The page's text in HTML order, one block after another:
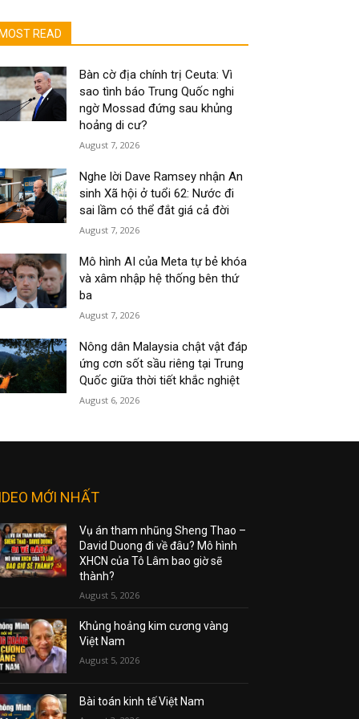
MOST READ
Bàn cờ địa chính trị Ceuta: Vì
sao tình báo Trung Quốc nghi
ngờ Mossad đứng sau khủng
hoảng di cư?
August 7, 2026
Nghe lời Dave Ramsey nhận An
sinh Xã hội ở tuổi 62: Nước đi
sai lầm có thể đắt giá cả đời
August 7, 2026
Mô hình AI của Meta tự bẻ khóa
và xâm nhập hệ thống bên thứ
ba
August 7, 2026
Nông dân Malaysia chật vật đáp
ứng cơn sốt sầu riêng tại Trung
Quốc giữa thời tiết khắc nghiệt
August 6, 2026
MỚI NHẤT
Vụ án tham nhũng Sheng Thao –
David Duong đi về đâu? Mô hình
XHCN của Tô Lâm bao giờ sẽ
thành?
August 5, 2026
Khủng hoảng kim cương vàng
Việt Nam
August 5, 2026
Bài toán kinh tế Việt Nam